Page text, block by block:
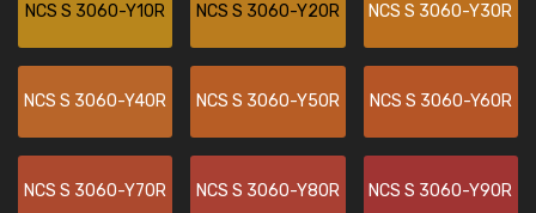
NCS S 3060-Y10R NCS S 3060-Y20R NCS S 3060-Y30R
NCS S 3060-Y40R NCS S 3060-Y50R NCS S 3060-Y60R
NCS S 3060-Y70R NCS S 3060-Y80R NCS S 3060-Y90R